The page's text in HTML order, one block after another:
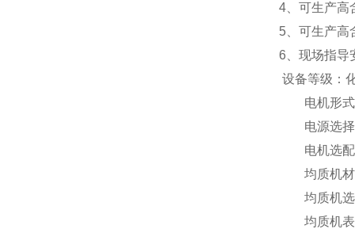
4、可生产高
5、可生产高
6、现场指导
设备等级：
电机形式
电源选择
电机选配
均质机材
均质机选
均质机表